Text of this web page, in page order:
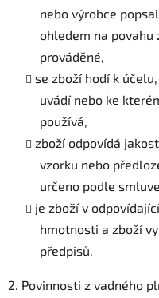
nebo výrobce
ohledem na
prováděné,
se zboží hodí k
uvádí nebo ke
používá,
zboží odpovídá
vzorku nebo
určeno podle
je zboží v
hmotnosti a zboží
předpisů.
2. Povinnosti z vadného